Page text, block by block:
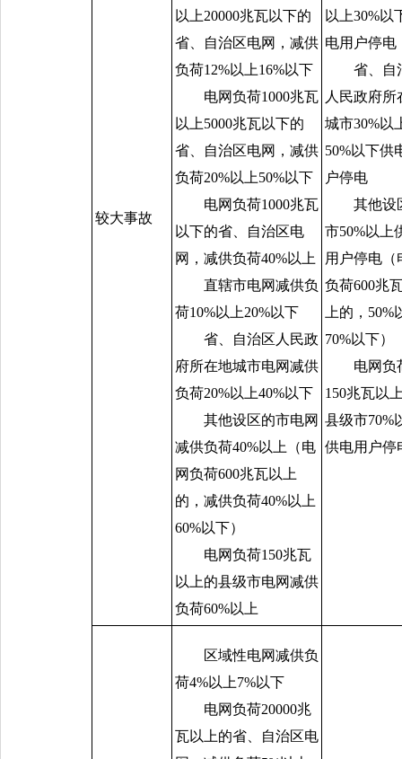
较大事故
以上20000兆瓦以下的
省、自治区电网，减供
负荷12%以上16%以下
电网负荷1000兆瓦
以上5000兆瓦以下的
省、自治区电网，减供
负荷20%以上50%以下
电网负荷1000兆瓦
以下的省、自治区电
网，减供负荷40%以上
直辖市电网减供负
荷10%以上20%以下
省、自治区人民政
府所在地城市电网减供
负荷20%以上40%以下
其他设区的市电网
减供负荷40%以上（电
网负荷600兆瓦以上
的，减供负荷40%以上
60%以下）
电网负荷150兆瓦
以上的县级市电网减供
负荷60%以上
以上30%以
电用户停电
省、自
人民政府所
城市30%以
50%以下供
户停电
其他设
市50%以上
用户停电（
负荷600兆
上的， 50%
70%以下）
电网负
150兆瓦以
县级市70%
供电用户停
区域性电网减供负
荷4%以上7%以下
电网负荷20000兆
瓦以上的省、自治区电